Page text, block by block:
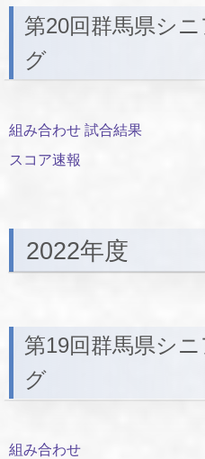
第20回群馬県シ
グ
組み合わせ 試合結果
スコア速報
2022年度
第19回群馬県シ
グ
組み合わせ